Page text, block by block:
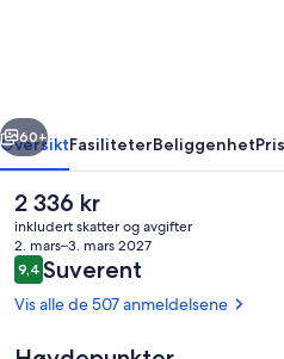
Neste
60+
OversiktFasiliteterBeliggenhet
Den
nåværende
prisen
er
2 336 kr
2 336 kr
inkludert skatter og avgifter
2. mars–3. mars 2027
Anmeldelser
9,49,4 av 10 –
Suverent
Vis alle de 507 anmeldelsene